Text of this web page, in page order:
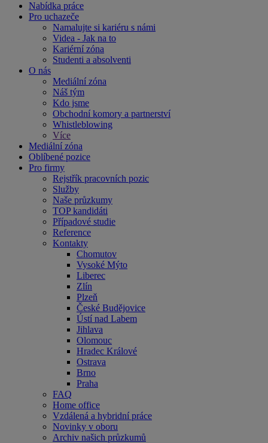
Nabídka práce
Pro uchazeče
Namalujte si kariéru s námi
Videa - Jak na to
Kariérní zóna
Studenti a absolventi
O nás
Mediální zóna
Náš tým
Kdo jsme
Obchodní komory a partnerství
Whistleblowing
Více
Mediální zóna
Oblíbené pozice
Pro firmy
Rejstřík pracovních pozic
Služby
Naše průzkumy
TOP kandidáti
Případové studie
Reference
Kontakty
Chomutov
Vysoké Mýto
Liberec
Zlín
Plzeň
České Budějovice
Ústí nad Labem
Jihlava
Olomouc
Hradec Králové
Ostrava
Brno
Praha
FAQ
Home office
Vzdálená a hybridní práce
Novinky v oboru
Archiv našich průzkumů